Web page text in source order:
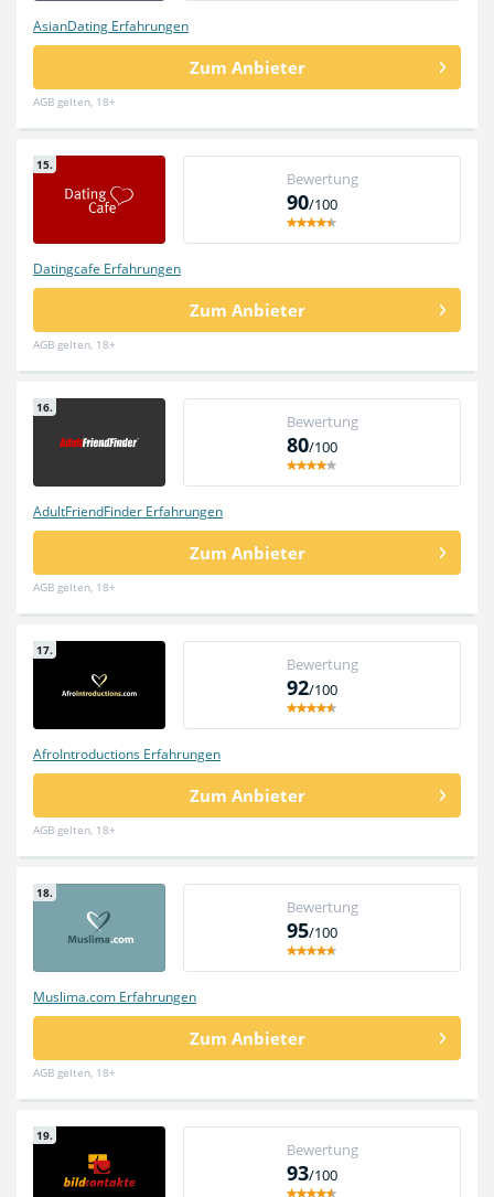
AsianDating Erfahrungen
Zum Anbieter
AGB gelten, 18+
15.
Bewertung
90/100
Datingcafe Erfahrungen
Zum Anbieter
AGB gelten, 18+
16.
Bewertung
80/100
AdultFriendFinder Erfahrungen
Zum Anbieter
AGB gelten, 18+
17.
Bewertung
92/100
AfroIntroductions Erfahrungen
Zum Anbieter
AGB gelten, 18+
18.
Bewertung
95/100
Muslima.com Erfahrungen
Zum Anbieter
AGB gelten, 18+
19.
Bewertung
93/100